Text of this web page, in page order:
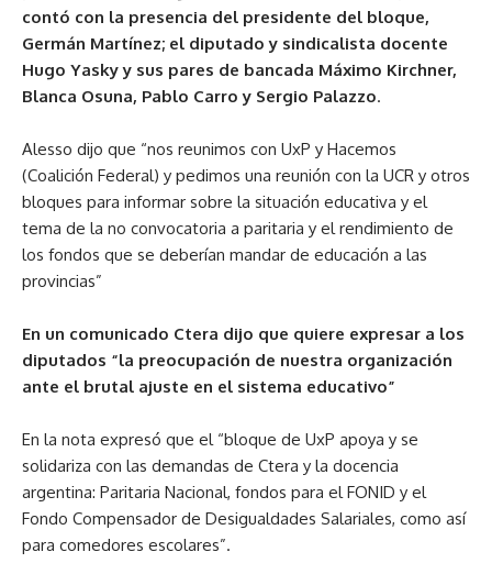
contó con la presencia del presidente del bloque,
Germán Martínez; el diputado y sindicalista docente
Hugo Yasky y sus pares de bancada Máximo Kirchner,
Blanca Osuna, Pablo Carro y Sergio Palazzo.
Alesso dijo que “nos reunimos con UxP y Hacemos
(Coalición Federal) y pedimos una reunión con la UCR y otros
bloques para informar sobre la situación educativa y el
tema de la no convocatoria a paritaria y el rendimiento de
los fondos que se deberían mandar de educación a las
provincias”
En un comunicado Ctera dijo que quiere expresar a los
diputados “la preocupación de nuestra organización
ante el brutal ajuste en el sistema educativo”
En la nota expresó que el “bloque de UxP apoya y se
solidariza con las demandas de Ctera y la docencia
argentina: Paritaria Nacional, fondos para el FONID y el
Fondo Compensador de Desigualdades Salariales, como así
para comedores escolares”.